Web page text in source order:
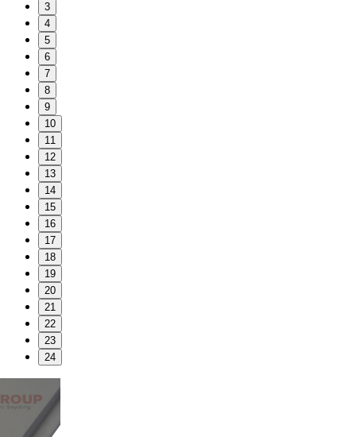
3
4
5
6
7
8
9
10
11
12
13
14
15
16
17
18
19
20
21
22
23
24